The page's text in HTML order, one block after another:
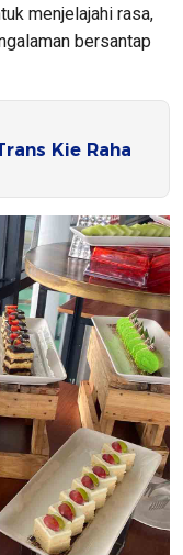
menjelajahi rasa,
bersantap
Kie Raha